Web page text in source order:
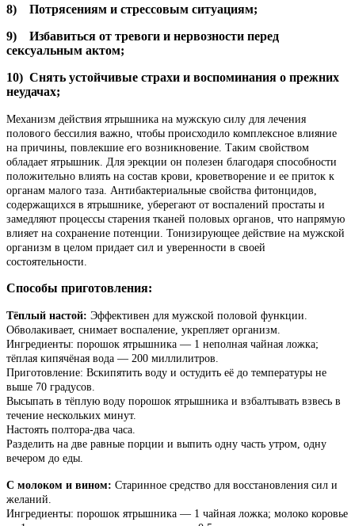
8) Потрясениям и стрессовым ситуациям;
9) Избавиться от тревоги и нервозности перед
сексуальным актом;
10) Снять устойчивые страхи и воспоминания о прежних
неудачах;
Механизм действия ятрышника на мужскую силу для лечения
полового бессилия важно, чтобы происходило комплексное влияние
на причины, повлекшие его возникновение. Таким свойством
обладает ятрышник. Для эрекции он полезен благодаря способности
положительно влиять на состав крови, кроветворение и ее приток к
органам малого таза. Антибактериальные свойства фитонцидов,
содержащихся в ятрышнике, уберегают от воспалений простаты и
замедляют процессы старения тканей половых органов, что напрямую
влияет на сохранение потенции. Тонизирующее действие на мужской
организм в целом придает сил и уверенности в своей
состоятельности.
Способы приготовления:
Тёплый настой: Эффективен для мужской половой функции.
Обволакивает, снимает воспаление, укрепляет организм.
Ингредиенты: порошок ятрышника — 1 неполная чайная ложка;
тёплая кипячёная вода — 200 миллилитров.
Приготовление: Вскипятить воду и остудить её до температуры не
выше 70 градусов.
Высыпать в тёплую воду порошок ятрышника и взбалтывать взвесь в
течение нескольких минут.
Настоять полтора-два часа.
Разделить на две равные порции и выпить одну часть утром, одну
вечером до еды.
С молоком и вином: Старинное средство для восстановления сил и
желаний.
Ингредиенты: порошок ятрышника — 1 чайная ложка; молоко коровье